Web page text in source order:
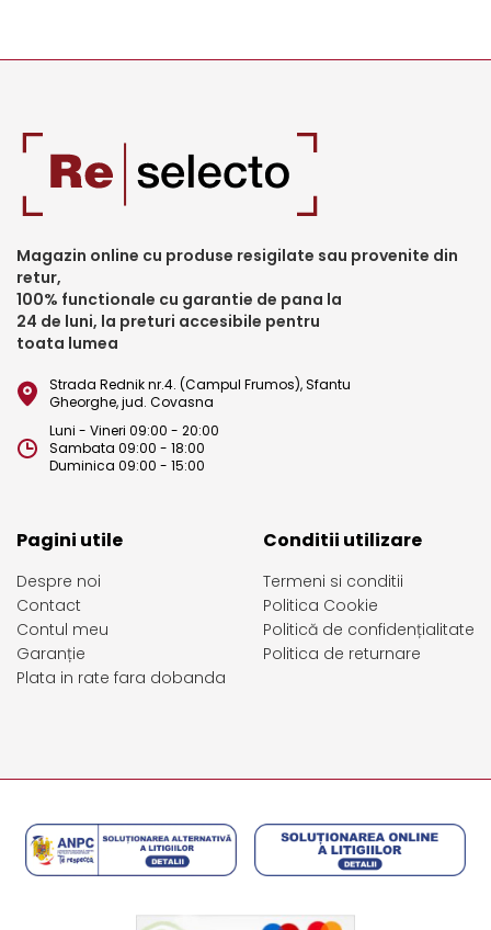
Magazin online cu produse resigilate sau provenite din
retur,
100% functionale cu garantie de pana la
24 de luni, la preturi accesibile pentru
toata lumea
Strada Rednik nr.4. (Campul Frumos), Sfantu
Gheorghe, jud. Covasna
Luni - Vineri 09:00 - 20:00
Sambata 09:00 - 18:00
Duminica 09:00 - 15:00
Pagini utile
Despre noi
Contact
Contul meu
Garanție
Plata in rate fara dobanda
Conditii utilizare
Termeni si conditii
Politica Cookie
Politică de confidențialitate
Politica de returnare